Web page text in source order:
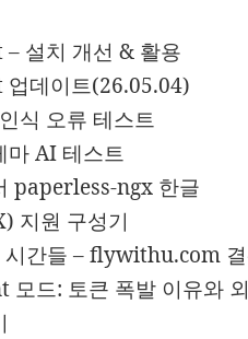
설치 개선 & 활용
데이트(26.05.04)
식 오류 테스트
마 AI 테스트
paperless-ngx 한글
지원 구성기
시간들 – flywithu.com
모드: 토큰 폭발 이유와